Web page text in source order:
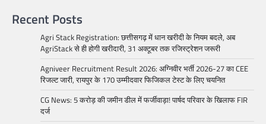
Recent Posts
Agri Stack Registration: छत्तीसगढ़ में धान खरीदी के नियम बदले, अब
AgriStack से ही होगी खरीदारी, 31 अक्टूबर तक रजिस्ट्रेशन जरूरी
Agniveer Recruitment Result 2026: अग्निवीर भर्ती 2026-27 का CEE
रिजल्ट जारी, रायपुर के 170 उम्मीदवार फिजिकल टेस्ट के लिए चयनित
CG News: 5 करोड़ की जमीन डील में फर्जीवाड़ा! पार्षद परिवार के खिलाफ FIR
दर्ज